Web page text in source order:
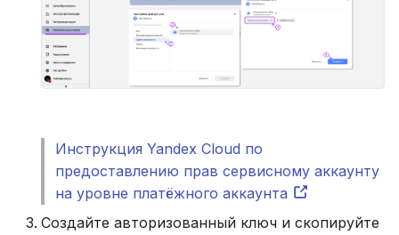
Инструкция Yandex Cloud по
предоставлению прав сервисному аккаунту
на уровне платёжного аккаунта
Создайте авторизованный ключ и скопируйте